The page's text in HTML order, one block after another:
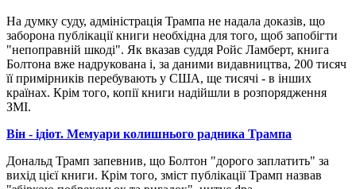
На думку суду, адміністрація Трампа не надала доказів, що
заборона публікації книги необхідна для того, щоб запобігти
"непоправній шкоді". Як вказав суддя Ройс Ламберт, книга
Болтона вже надрукована і, за даними видавництва, 200 тисяч
її примірників перебувають у США, ще тисячі - в інших
країнах. Крім того, копії книги надійшли в розпорядження
ЗМІ.
Він - ідіот. Мемуари колишнього радника Трампа
Дональд Трамп запевнив, що Болтон "дорого заплатить" за
вихід цієї книги. Крім того, зміст публікації Трамп назвав